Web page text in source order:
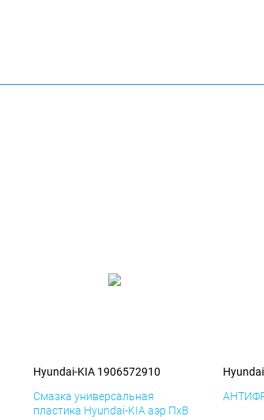
Hyundai-KIA 1906572910
Смазка универсальная
пластика Hyundai-KIA аэр ПхВ